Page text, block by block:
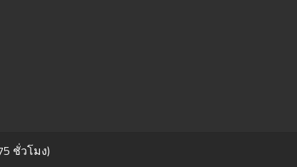
ชั่วโมง)